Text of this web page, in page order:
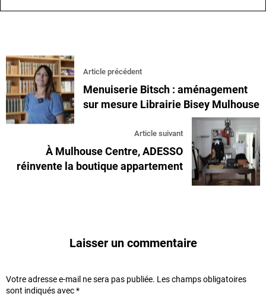
Article précédent
Menuiserie Bitsch : aménagement
sur mesure Librairie Bisey Mulhouse
Article suivant
À Mulhouse Centre, ADESSO
réinvente la boutique appartement
Laisser un commentaire
Votre adresse e-mail ne sera pas publiée. Les champs obligatoires
sont indiqués avec*